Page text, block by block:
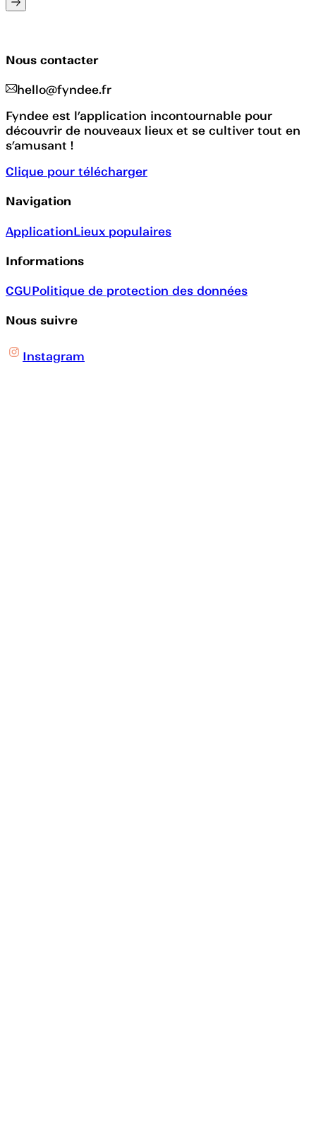
Nous contacter
hello@fyndee.fr
Fyndee est l’application incontournable pour
découvrir de nouveaux lieux et se cultiver tout en
s’amusant !
Clique pour télécharger
Navigation
ApplicationLieux populaires
Informations
CGUPolitique de protection des données
Nous suivre
Instagram